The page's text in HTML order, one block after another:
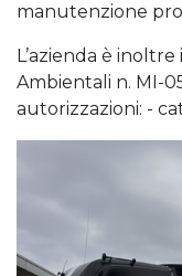
manutenzione
L’azienda è
Ambientali n. MI-
autorizzazioni: -